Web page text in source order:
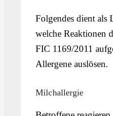
Folgendes dient als
welche Reaktionen
FIC 1169/2011
Allergene auslösen.
Milchallergie